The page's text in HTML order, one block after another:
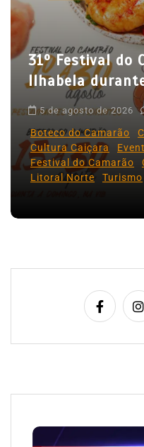
P
s
31º Festival do
Ilhabela
5 de agosto de 2026
Boteco do Camarão
Cultura Caiçara
Festival do Camarão
Litoral Norte
Turismo